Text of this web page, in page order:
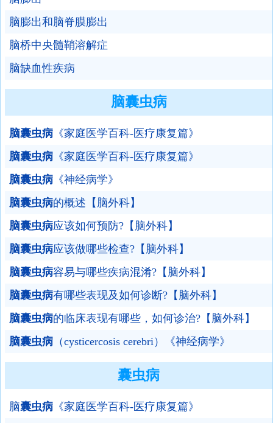
脑膨出和脑脊膜膨出
脑桥中央髓鞘溶解症
脑缺血性疾病
脑囊虫病
脑囊虫病 《家庭医学百科-医疗康复篇》
脑囊虫病 《家庭医学百科-医疗康复篇》
脑囊虫病 《神经病学》
脑囊虫病的概述【脑外科】
脑囊虫病应该如何预防?【脑外科】
脑囊虫病应该做哪些检查?【脑外科】
脑囊虫病容易与哪些疾病混淆?【脑外科】
脑囊虫病有哪些表现及如何诊断?【脑外科】
脑囊虫病的临床表现有哪些，如何诊治?【脑外科】
脑囊虫病 （cysticercosis cerebri）《神经病学》
囊虫病
脑囊虫病 《家庭医学百科-医疗康复篇》